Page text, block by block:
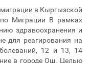
в Кыргызской
Миграции В рамках
здравоохранения и
для реагирования на
12 и 13, 14
в городе Ош. Целью